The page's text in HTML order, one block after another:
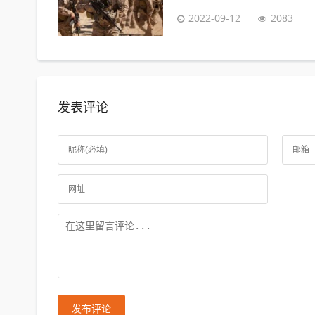
2022-09-12 2083
发表评论
发布评论